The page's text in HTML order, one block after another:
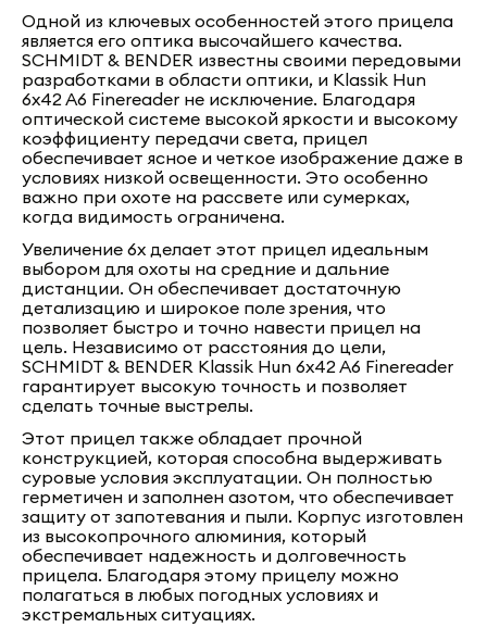
Одной из ключевых особенностей этого прицела
является его оптика высочайшего качества.
SCHMIDT & BENDER известны своими передовыми
разработками в области оптики, и Klassik Hun
6x42 A6 Finereader не исключение. Благодаря
оптической системе высокой яркости и высокому
коэффициенту передачи света, прицел
обеспечивает ясное и четкое изображение даже в
условиях низкой освещенности. Это особенно
важно при охоте на рассвете или сумерках,
когда видимость ограничена.
Увеличение 6x делает этот прицел идеальным
выбором для охоты на средние и дальние
дистанции. Он обеспечивает достаточную
детализацию и широкое поле зрения, что
позволяет быстро и точно навести прицел на
цель. Независимо от расстояния до цели,
SCHMIDT & BENDER Klassik Hun 6x42 A6 Finereader
гарантирует высокую точность и позволяет
сделать точные выстрелы.
Этот прицел также обладает прочной
конструкцией, которая способна выдерживать
суровые условия эксплуатации. Он полностью
герметичен и заполнен азотом, что обеспечивает
защиту от запотевания и пыли. Корпус изготовлен
из высокопрочного алюминия, который
обеспечивает надежность и долговечность
прицела. Благодаря этому прицелу можно
полагаться в любых погодных условиях и
экстремальных ситуациях.